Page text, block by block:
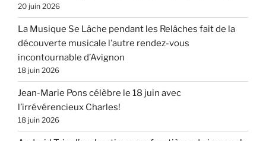
20 juin 2026
La Musique Se Lâche pendant les Relâches fait de la
découverte musicale l’autre rendez-vous
incontournable d’Avignon
18 juin 2026
Jean-Marie Pons célèbre le 18 juin avec
l’irrévérencieux Charles!
18 juin 2026